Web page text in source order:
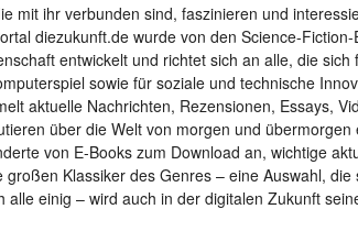
mit ihr verbunden sind, faszinieren und
diezukunft.de wurde von den Science-
entwickelt und richtet sich an alle, die sich
sowie für soziale und technische
aktuelle Nachrichten, Rezensionen, Essays,
über die Welt von morgen und übermorgen
von E-Books zum Download an, wichtige
Klassiker des Genres – eine Auswahl, die
alle einig – wird auch in der digitalen Zukunft